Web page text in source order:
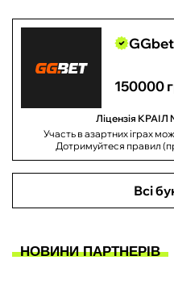
GGbet
150000
Ліцензія
Участь в азартних іграх
Дотримуйтеся правил
Всі